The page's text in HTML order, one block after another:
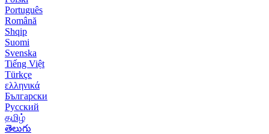
Português
Română
Shqip
Suomi
Svenska
Tiếng Việt
Türkçe
ελληνικά
Български
Русский
தமிழ்
తెలుగు